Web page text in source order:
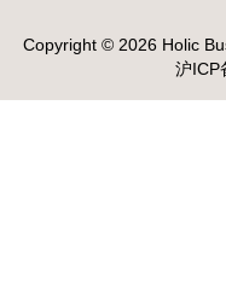
Copyright © 2026 Holic
沪ICP